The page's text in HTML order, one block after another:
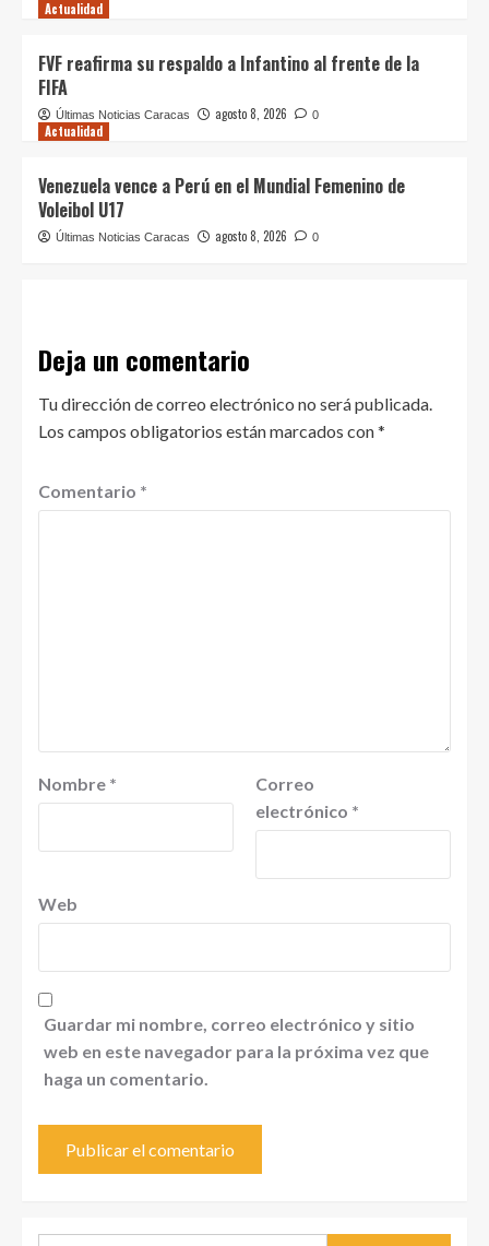
Actualidad
FVF reafirma su respaldo a Infantino al frente de la
FIFA
Últimas Noticias Caracas agosto 8, 2026 0
Actualidad
Venezuela vence a Perú en el Mundial Femenino de
Voleibol U17
Últimas Noticias Caracas agosto 8, 2026 0
Deja un comentario
Tu dirección de correo electrónico no será publicada.
Los campos obligatorios están marcados con*
Comentario *
Nombre *
Correo
electrónico *
Web
Guardar mi nombre, correo electrónico y sitio
web en este navegador para la próxima vez que
haga un comentario.